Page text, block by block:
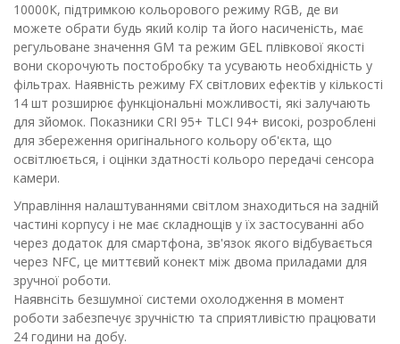
10000К, підтримкою кольорового режиму RGB, де ви
можете обрати будь який колір та його насиченість, має
регульоване значення GM та режим GEL плівкової якості
вони скорочують постобробку та усувають необхідність у
фільтрах. Наявність режиму FX світлових ефектів у кількості
14 шт розширює функціональні можливості, які залучають
для зйомок. Показники CRI 95+ TLCI 94+ високі, розроблені
для збереження оригінального кольору об'єкта, що
освітлюється, і оцінки здатності кольоро передачі сенсора
камери.
Управління налаштуваннями світлом знаходиться на задній
частині корпусу і не має складнощів у їх застосуванні або
через додаток для смартфона, зв'язок якого відбувається
через NFC, це миттєвий конект між двома приладами для
зручної роботи.
Наявнсіть безшумної системи охолодження в момент
роботи забезпечує зручністю та сприятливістю працювати
24 години на добу.